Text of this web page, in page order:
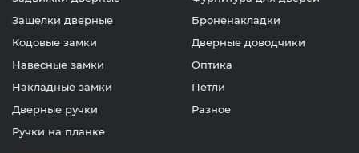
Защелки дверные
Кодовые замки
Навесные замки
Накладные замки
Дверные ручки
Ручки на планке
Броненакладки
Дверные доводчики
Оптика
Петли
Разное